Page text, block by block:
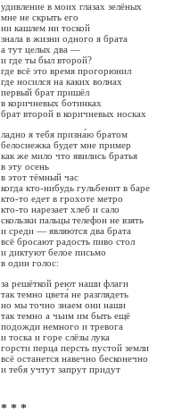
удивление в моих глазах зелёных
мне не скрыть его
ни кашлем ни тоской
знала в жизни одного я брата
а тут целых два —
и где ты был второй?
где всё это время прогорюнил
где носился на каких волнах
первый брат пришёл
в коричневых ботинках
брат второй в коричневых носках
ладно я тебя призна́ю братом
белоснежка будет мне пример
как же мило что явились братья
в эту осень
в этот тёмный час
когда кто-нибудь гульбенит в баре
кто-то едет в грохоте метро
кто-то нарезает хлеб и сало
скользки пальцы телефон не взять
и среди — являются два брата
всё бросают радость пиво стол
и диктуют белое письмо
в один голос:
за решёткой реют наши флаги
так темно цвета́ не разглядеть
но мы точно знаем они наши
так темно а чьим им быть ещё
подожди немного и тревога
и тоска и горе слёзы лука
горсти перца персть пустой земли
всё останется навечно бесконечно
и тебя учтут запрут придут
* * *